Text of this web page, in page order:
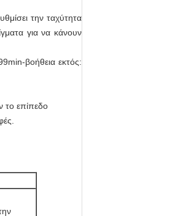
την ταχύτητα
για να κάνουν
βοήθεια εκτός:
το επίπεδο